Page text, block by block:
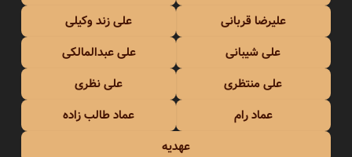
علیرضا قربانی
علی زند وکیلی
علی شیبانی
علی عبدالمالکی
علی منتظری
علی نظری
عماد رام
عماد طالب زاده
عهدیه